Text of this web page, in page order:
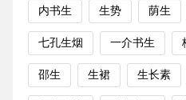
内书生 生势 荫生
七孔生烟 一介书生
邵生 生裙 生长素